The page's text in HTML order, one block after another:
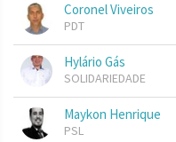
Coronel Viveiros
PDT
Hylário Gás
SOLIDARIEDADE
Maykon Henrique
PSL